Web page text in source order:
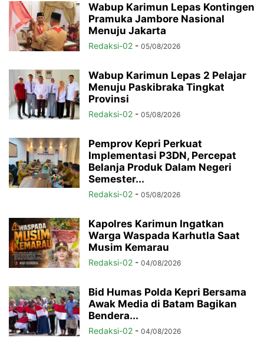
Wabup Karimun Lepas Kontingen
Pramuka Jambore Nasional
Menuju Jakarta
Redaksi-02 - 05/08/2026
Wabup Karimun Lepas 2 Pelajar
Menuju Paskibraka Tingkat
Provinsi
Redaksi-02 - 05/08/2026
Pemprov Kepri Perkuat
Implementasi P3DN, Percepat
Belanja Produk Dalam Negeri
Semester...
Redaksi-02 - 05/08/2026
Kapolres Karimun Ingatkan
Warga Waspada Karhutla Saat
Musim Kemarau
Redaksi-02 - 04/08/2026
Bid Humas Polda Kepri Bersama
Awak Media di Batam Bagikan
Bendera...
Redaksi-02 - 04/08/2026